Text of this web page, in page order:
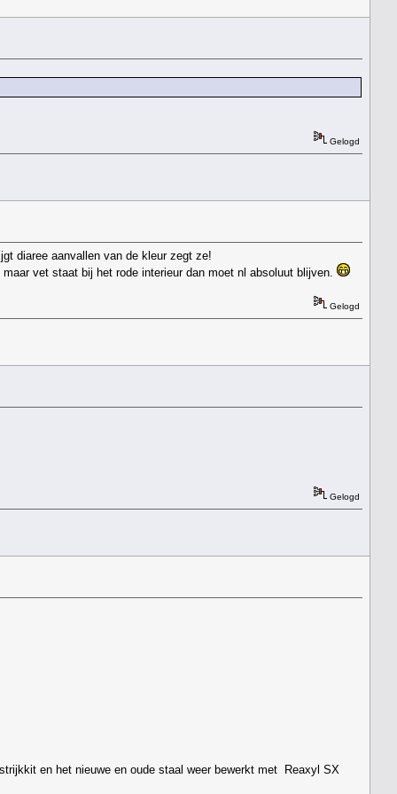
Gelogd
diaree aanvallen van de kleur zegt ze!
vet staat bij het rode interieur dan moet nl absoluut blijven.
Gelogd
Gelogd
en het nieuwe en oude staal weer bewerkt met Reaxyl SX